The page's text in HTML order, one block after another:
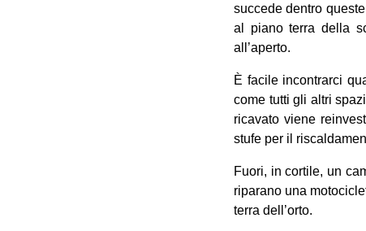
succede dentro
al piano terra della
all’aperto.
È facile incontrarci
come tutti gli altri
ricavato viene
stufe per il
Fuori, in cortile, un
riparano una
terra dell’orto.